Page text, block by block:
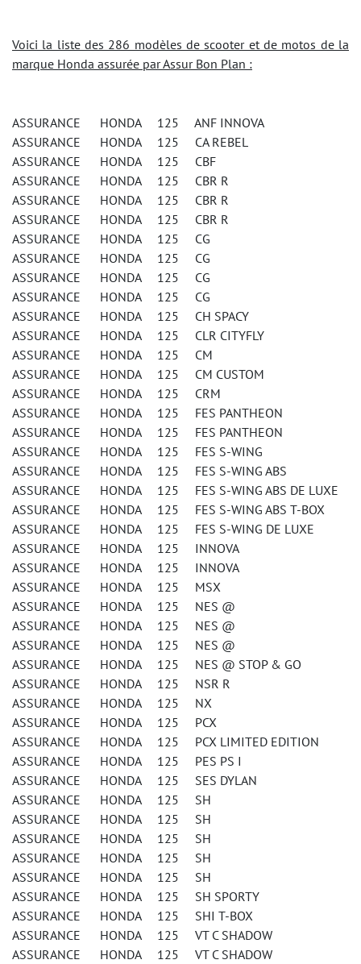
Voici la liste des 286 modèles de scooter et de motos de la
marque Honda assurée par Assur Bon Plan :
ASSURANCE HONDA 125 ANF INNOVA
ASSURANCE HONDA 125 CA REBEL
ASSURANCE HONDA 125 CBF
ASSURANCE HONDA 125 CBR R
ASSURANCE HONDA 125 CBR R
ASSURANCE HONDA 125 CBR R
ASSURANCE HONDA 125 CG
ASSURANCE HONDA 125 CG
ASSURANCE HONDA 125 CG
ASSURANCE HONDA 125 CG
ASSURANCE HONDA 125 CH SPACY
ASSURANCE HONDA 125 CLR CITYFLY
ASSURANCE HONDA 125 CM
ASSURANCE HONDA 125 CM CUSTOM
ASSURANCE HONDA 125 CRM
ASSURANCE HONDA 125 FES PANTHEON
ASSURANCE HONDA 125 FES PANTHEON
ASSURANCE HONDA 125 FES S-WING
ASSURANCE HONDA 125 FES S-WING ABS
ASSURANCE HONDA 125 FES S-WING ABS DE LUXE
ASSURANCE HONDA 125 FES S-WING ABS T-BOX
ASSURANCE HONDA 125 FES S-WING DE LUXE
ASSURANCE HONDA 125 INNOVA
ASSURANCE HONDA 125 INNOVA
ASSURANCE HONDA 125 MSX
ASSURANCE HONDA 125 NES @
ASSURANCE HONDA 125 NES @
ASSURANCE HONDA 125 NES @
ASSURANCE HONDA 125 NES @ STOP & GO
ASSURANCE HONDA 125 NSR R
ASSURANCE HONDA 125 NX
ASSURANCE HONDA 125 PCX
ASSURANCE HONDA 125 PCX LIMITED EDITION
ASSURANCE HONDA 125 PES PS I
ASSURANCE HONDA 125 SES DYLAN
ASSURANCE HONDA 125 SH
ASSURANCE HONDA 125 SH
ASSURANCE HONDA 125 SH
ASSURANCE HONDA 125 SH
ASSURANCE HONDA 125 SH
ASSURANCE HONDA 125 SH SPORTY
ASSURANCE HONDA 125 SHI T-BOX
ASSURANCE HONDA 125 VT C SHADOW
ASSURANCE HONDA 125 VT C SHADOW